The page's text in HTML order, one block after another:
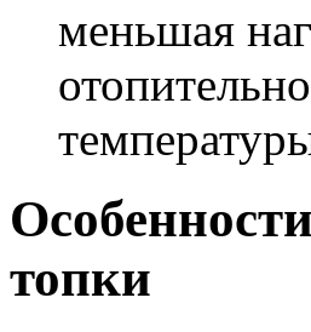
меньшая
топки